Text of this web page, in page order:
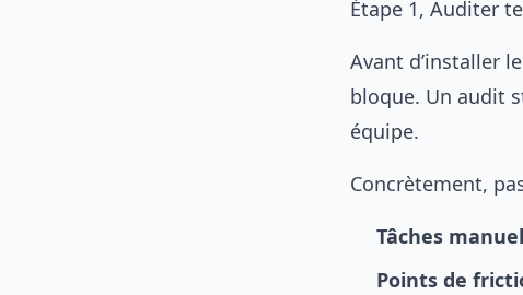
Étape 1, Auditer
Avant d’installer
bloque. Un audit
équipe.
Concrètement,
Tâches
Points de